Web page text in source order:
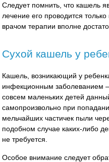
Следует помнить, что кашель
лечение его проводится
врачом терапии вполне
Сухой кашель у
Кашель, возникающий у
инфекционным заболеванием
совсем маленьких детей
самопроизвольно при
мельчайших частичек пыли
подобном случае каких-либо
не требуется.
Особое внимание следует